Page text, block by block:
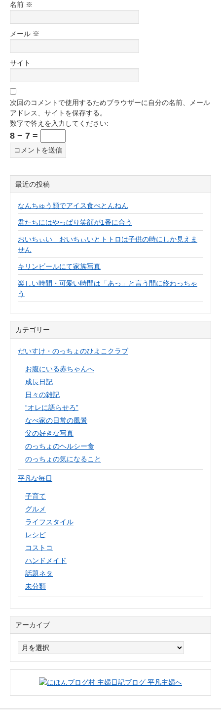
名前 ※
メール ※
サイト
次回のコメントで使用するためブラウザーに自分の名前、メール
アドレス、サイトを保存する。
数字で答えを入力してください:
8 − 7 =
最近の投稿
なんちゅう顔でアイス食べとんねん
君たちにはやっぱり笑顔が1番に合う
おいちぃい おいちぃいとトトロは子供の時にしか見えま
せん
キリンビールにて家族写真
楽しい時間・可愛い時間は「あっ」と言う間に終わっちゃ
う
カテゴリー
だいすけ・のっちょのひよこクラブ
お腹にいる赤ちゃんへ
成長日記
日々の雑記
“オレに語らせろ”
なべ家の日常の風景
父の好きな写真
のっちょのヘルシー食
のっちょの気になること
平凡な毎日
子育て
グルメ
ライフスタイル
レシピ
コストコ
ハンドメイド
話題ネタ
未分類
アーカイブ
イ